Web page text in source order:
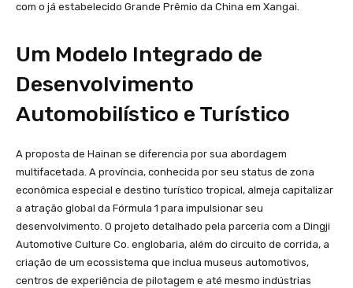
com o já estabelecido Grande Prêmio da China em Xangai.
Um Modelo Integrado de
Desenvolvimento
Automobilístico e Turístico
A proposta de Hainan se diferencia por sua abordagem
multifacetada. A província, conhecida por seu status de zona
econômica especial e destino turístico tropical, almeja capitalizar
a atração global da Fórmula 1 para impulsionar seu
desenvolvimento. O projeto detalhado pela parceria com a Dingji
Automotive Culture Co. englobaria, além do circuito de corrida, a
criação de um ecossistema que inclua museus automotivos,
centros de experiência de pilotagem e até mesmo indústrias